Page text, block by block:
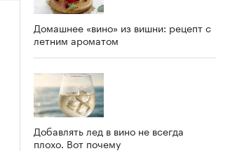
Домашнее «вино» из вишни: рецепт с
летним ароматом
Добавлять лед в вино не всегда
плохо. Вот почему